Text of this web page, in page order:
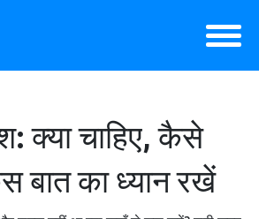
क्या चाहिए, कैसे
बात का ध्यान रखें